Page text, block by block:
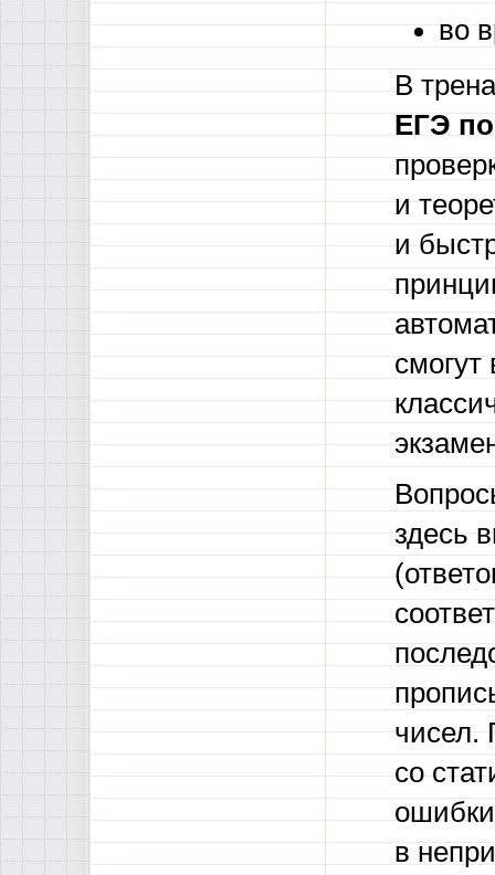
во
В
ЕГЭ
и
и
смогут
здесь
чисел.
со
в